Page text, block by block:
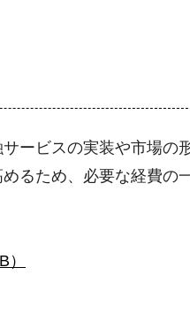
ービスの実装や市場
るため、必要な経費
）